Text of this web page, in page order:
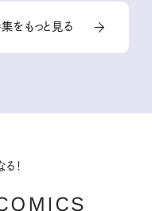
をもっと見る
！